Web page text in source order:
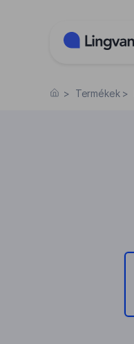
> Termékek >